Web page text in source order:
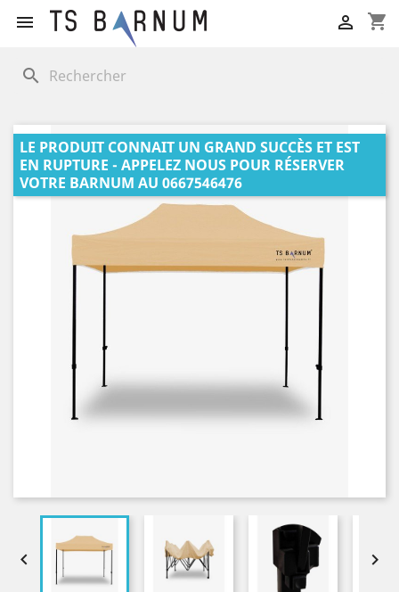
 shopping_cart

search
LE PRODUIT CONNAIT UN GRAND SUCCÈS ET EST
EN RUPTURE - APPELEZ NOUS POUR RÉSERVER
VOTRE BARNUM AU 0667546476
 